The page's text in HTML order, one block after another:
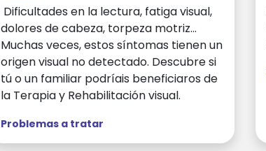
Dificultades en la lectura, fatiga visual,
dolores de cabeza, torpeza motriz...
Muchas veces, estos síntomas tienen un
origen visual no detectado. Descubre si
tú o un familiar podríais beneficiaros de
la Terapia y Rehabilitación visual.
Problemas a tratar